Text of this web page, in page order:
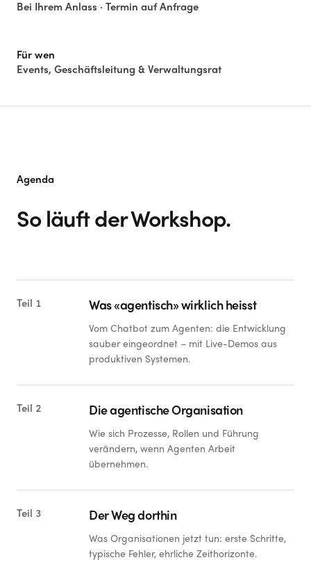
Bei Ihrem Anlass · Termin auf Anfrage
Für wen
Events, Geschäftsleitung & Verwaltungsrat
Agenda
So läuft der Workshop.
Teil 1 Was «agentisch» wirklich heisst
Vom Chatbot zum Agenten: die Entwicklung
sauber eingeordnet – mit Live-Demos aus
produktiven Systemen.
Teil 2 Die agentische Organisation
Wie sich Prozesse, Rollen und Führung
verändern, wenn Agenten Arbeit
übernehmen.
Teil 3 Der Weg dorthin
Was Organisationen jetzt tun: erste Schritte,
typische Fehler, ehrliche Zeithorizonte.